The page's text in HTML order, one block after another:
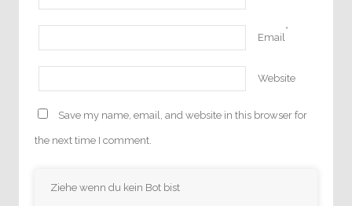
Email
*
Website
Save my name, email, and website in this browser for
the next time I comment.
Ziehe wenn du kein Bot bist